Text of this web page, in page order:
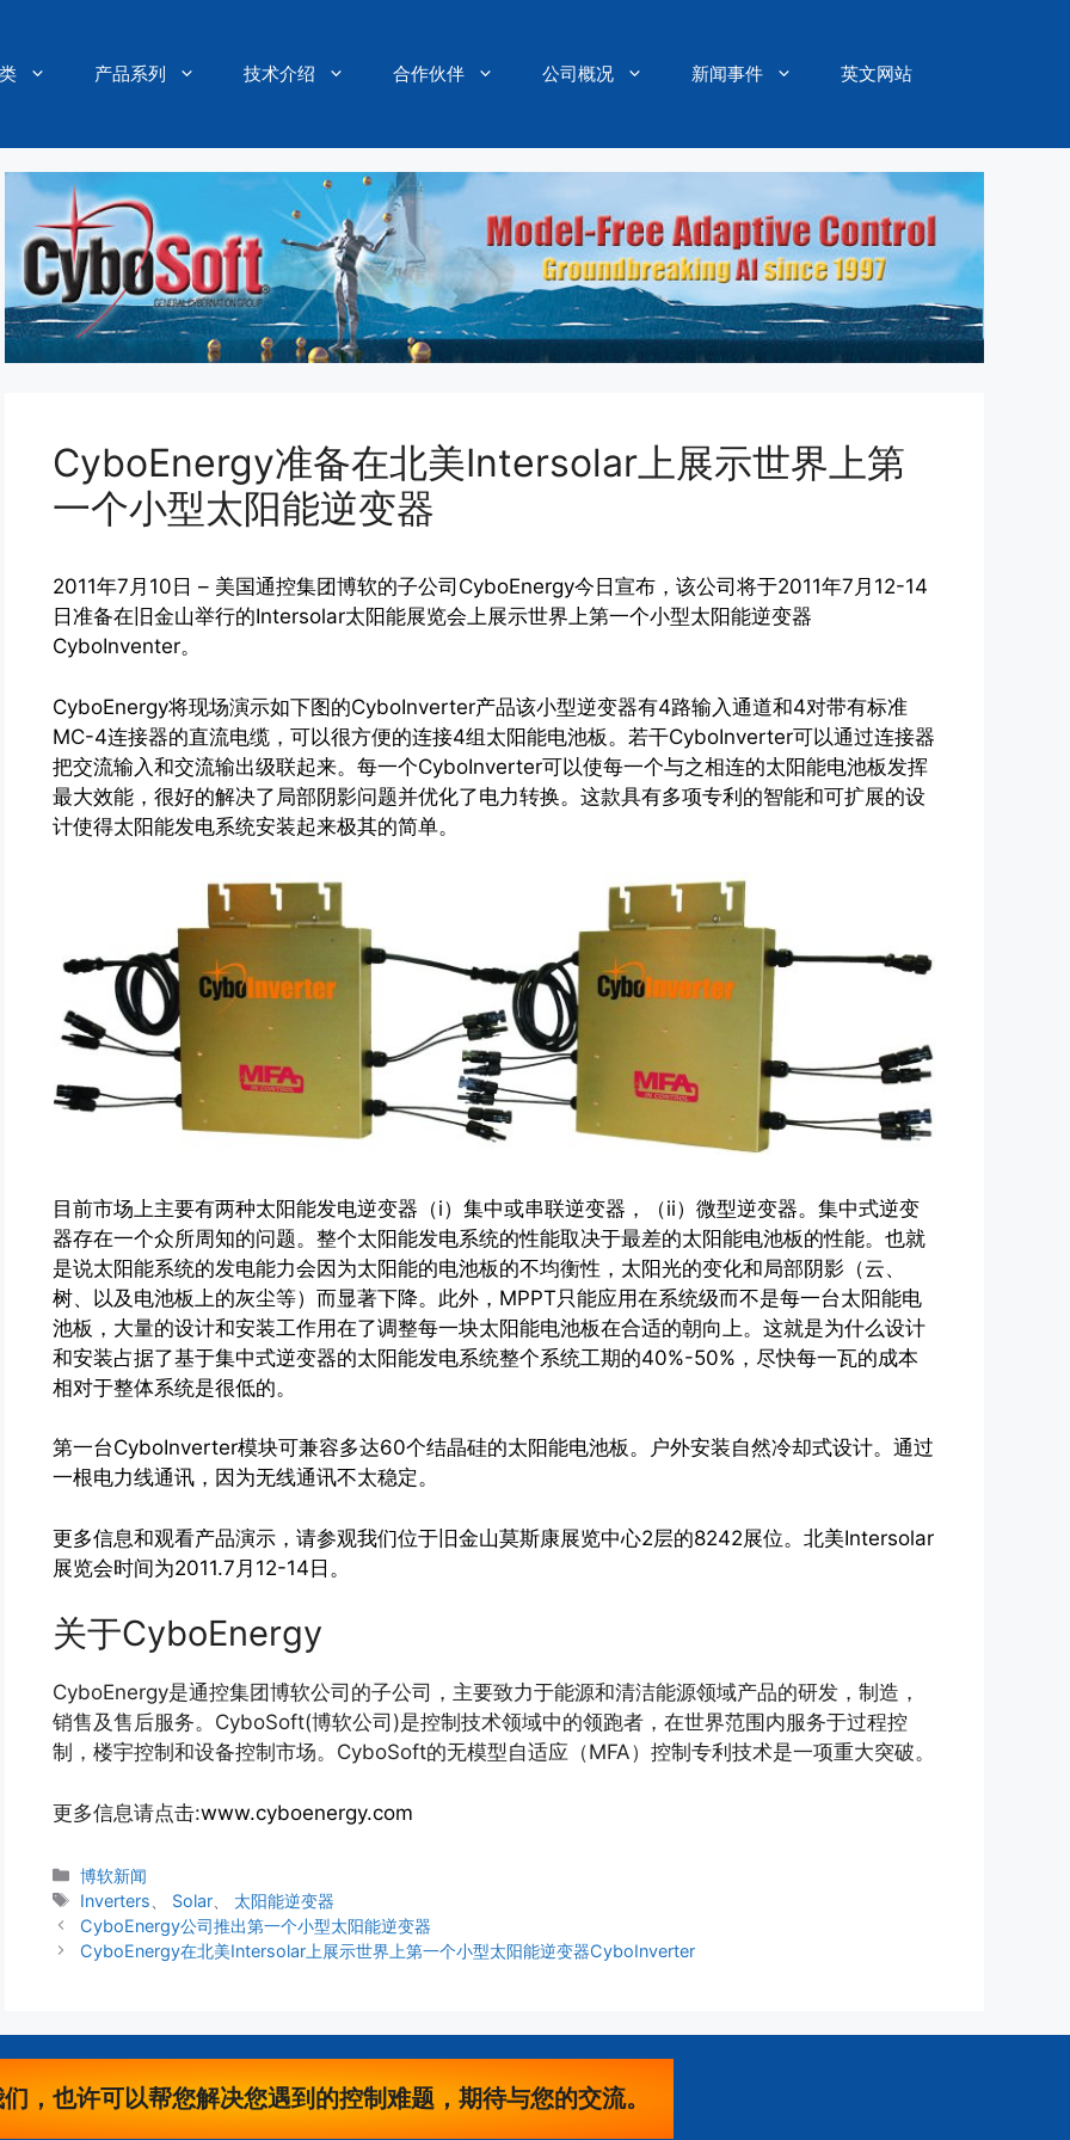
产品系列 技术介绍 合作伙伴 公司概况 新闻事件 英文网站
CyboEnergy准备在北美Intersolar上展示世界上第
一个小型太阳能逆变器
2011年7月10日 – 美国通控集团博软的子公司CyboEnergy今日宣布，该公司将于2011年7月12-14
日准备在旧金山举行的Intersolar太阳能展览会上展示世界上第一个小型太阳能逆变器
CyboInventer。
CyboEnergy将现场演示如下图的CyboInverter产品该小型逆变器有4路输入通道和4对带有标准
MC-4连接器的直流电缆，可以很方便的连接4组太阳能电池板。若干CyboInverter可以通过连接器
把交流输入和交流输出级联起来。每一个CyboInverter可以使每一个与之相连的太阳能电池板发挥
最大效能，很好的解决了局部阴影问题并优化了电力转换。这款具有多项专利的智能和可扩展的设
计使得太阳能发电系统安装起来极其的简单。
目前市场上主要有两种太阳能发电逆变器（i）集中或串联逆变器，（ii）微型逆变器。集中式逆变
器存在一个众所周知的问题。整个太阳能发电系统的性能取决于最差的太阳能电池板的性能。也就
是说太阳能系统的发电能力会因为太阳能的电池板的不均衡性，太阳光的变化和局部阴影（云、
树、以及电池板上的灰尘等）而显著下降。此外，MPPT只能应用在系统级而不是每一台太阳能电
池板，大量的设计和安装工作用在了调整每一块太阳能电池板在合适的朝向上。这就是为什么设计
和安装占据了基于集中式逆变器的太阳能发电系统整个系统工期的40%-50%，尽快每一瓦的成本
相对于整体系统是很低的。
第一台CyboInverter模块可兼容多达60个结晶硅的太阳能电池板。户外安装自然冷却式设计。通过
一根电力线通讯，因为无线通讯不太稳定。
更多信息和观看产品演示，请参观我们位于旧金山莫斯康展览中心2层的8242展位。北美Intersolar
展览会时间为2011.7月12-14日。
关于CyboEnergy
CyboEnergy是通控集团博软公司的子公司，主要致力于能源和清洁能源领域产品的研发，制造，
销售及售后服务。CyboSoft(博软公司)是控制技术领域中的领跑者，在世界范围内服务于过程控
制，楼宇控制和设备控制市场。CyboSoft的无模型自适应（MFA）控制专利技术是一项重大突破。
更多信息请点击:www.cyboenergy.com
分
类
博软新闻
标
签
Inverters Solar
太阳能逆变器
CyboEnergy公司推出第一个小型太阳能逆变器
CyboEnergy在北美Intersolar上展示世界上第一个小型太阳能逆变器CyboInverter
，也许可以帮您解决您遇到的控制难题，期待与您的交流。